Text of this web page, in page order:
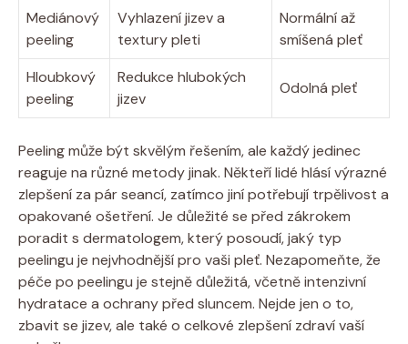
Mediánový
peeling
Vyhlazení jizev a
textury pleti
Normální až
smíšená pleť
Hloubkový
peeling
Redukce hlubokých
jizev
Odolná pleť
Peeling může být skvělým řešením, ale každý jedinec
reaguje na různé metody jinak. Někteří lidé hlásí výrazné
zlepšení za pár seancí, zatímco jiní potřebují trpělivost a
opakované ošetření. Je důležité se před zákrokem
poradit s dermatologem, který posoudí, jaký typ
peelingu je nejvhodnější pro vaši pleť. Nezapomeňte, že
péče po peelingu je stejně důležitá, včetně intenzivní
hydratace a ochrany před sluncem. Nejde jen o to,
zbavit se jizev, ale také o celkové zlepšení zdraví vaší